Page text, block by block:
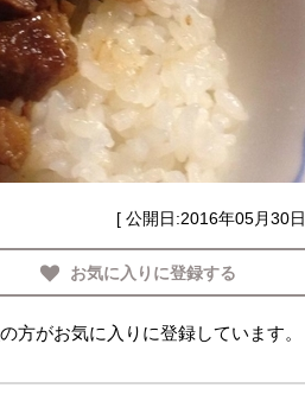
[ 公開日:2016年05月30日
お気に入りに登録する
の方がお気に入りに登録しています。